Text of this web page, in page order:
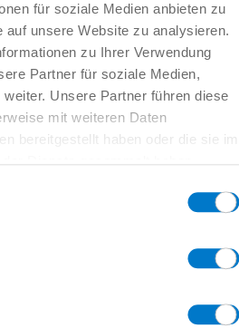
für soziale Medien anbieten zu
auf unsere Website zu analysieren.
zu Ihrer Verwendung
Partner für soziale Medien,
Unsere Partner führen diese
mit weiteren Daten
bereitgestellt haben oder die sie im